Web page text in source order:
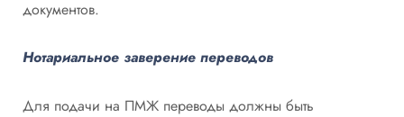
документов.
Нотариальное заверение переводов
Для подачи на ПМЖ переводы должны быть